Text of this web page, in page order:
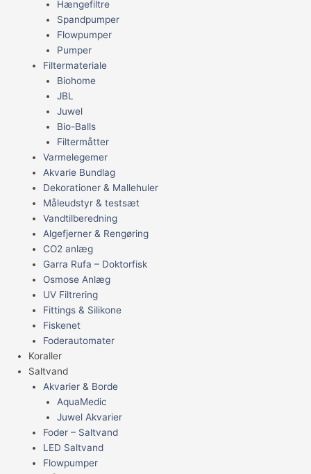
Hængefiltre
Spandpumper
Flowpumper
Pumper
Filtermateriale
Biohome
JBL
Juwel
Bio-Balls
Filtermåtter
Varmelegemer
Akvarie Bundlag
Dekorationer & Mallehuler
Måleudstyr & testsæt
Vandtilberedning
Algefjerner & Rengøring
CO2 anlæg
Garra Rufa – Doktorfisk
Osmose Anlæg
UV Filtrering
Fittings & Silikone
Fiskenet
Foderautomater
Koraller
Saltvand
Akvarier & Borde
AquaMedic
Juwel Akvarier
Foder – Saltvand
LED Saltvand
Flowpumper